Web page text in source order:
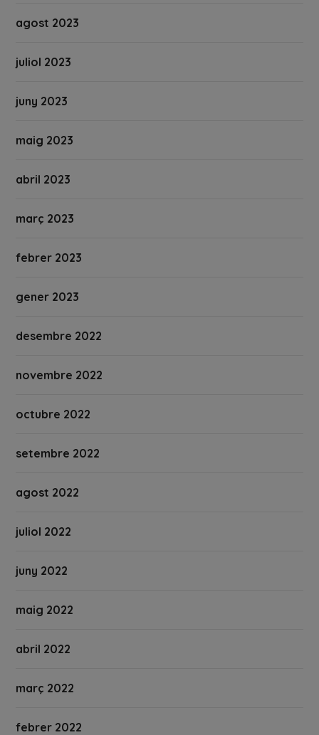
agost 2023
juliol 2023
juny 2023
maig 2023
abril 2023
març 2023
febrer 2023
gener 2023
desembre 2022
novembre 2022
octubre 2022
setembre 2022
agost 2022
juliol 2022
juny 2022
maig 2022
abril 2022
març 2022
febrer 2022